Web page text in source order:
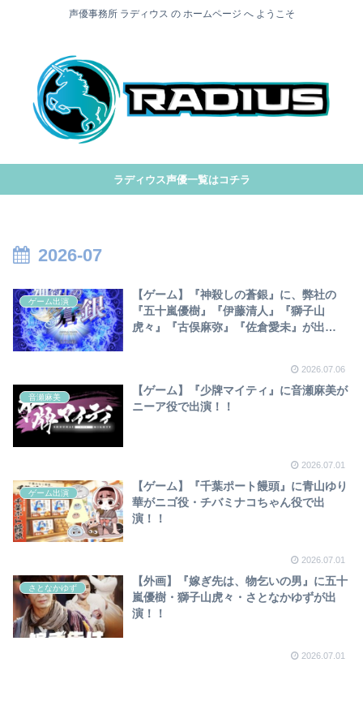
声優事務所 ラディウス の ホームページ へ ようこそ
ラディウス声優一覧はコチラ
2026-07
ゲーム出演
【ゲーム】『神殺しの蒼銀』に、弊社の
『五十嵐優樹』『伊藤清人』『獅子山
虎々』『古俣麻弥』『佐倉愛未』が出
2026.07.06
音瀬麻美
【ゲーム】『少牌マイティ』に音瀬麻美が
ニーア役で出演！！
2026.07.01
ゲーム出演
【ゲーム】『千葉ポート饅頭』に青山ゆり
華がニゴ役・チバミナコちゃん役で出
演！！
2026.07.01
さとなかゆず
【外画】『嫁ぎ先は、物乞いの男』に五十
嵐優樹・獅子山虎々・さとなかゆずが出
演！！
2026.07.01